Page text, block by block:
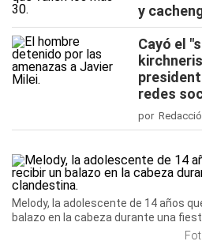
y
Cayó el
redes
por
Melody, la adolescente de 14 años
balazo en la cabeza durante una